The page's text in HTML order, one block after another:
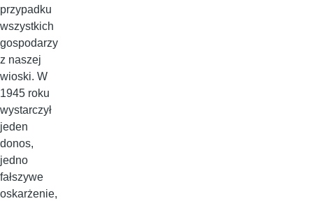
przypadku
wszystkich
gospodarzy
z naszej
wioski. W
1945 roku
wystarczył
jeden
donos,
jedno
fałszywe
oskarżenie,